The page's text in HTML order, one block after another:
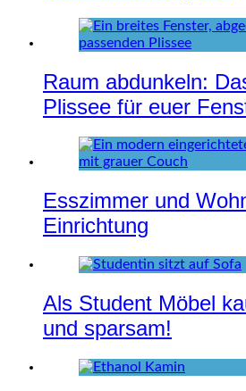
Raum abdunkeln:
Plissee für euer
Esszimmer und
Einrichtung
Als Student Möbel
und sparsam!